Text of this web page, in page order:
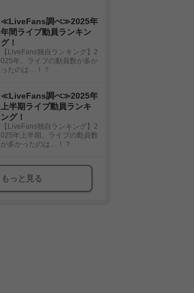
≪LiveFans調べ≫2025年
年間ライブ動員ランキン
グ！
【LiveFans独自ランキング】2
025年、ライブの動員数が多か
ったのは…！？
≪LiveFans調べ≫2025年
上半期ライブ動員ランキ
ング！
【LiveFans独自ランキング】2
025年上半期、ライブの動員数
が多かったのは…！？
もっと見る